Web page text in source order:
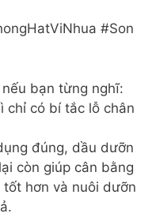
#Son
nếu bạn từng nghĩ:
chỉ có bí tắc lỗ chân
đúng, dầu dưỡn
còn giúp cân bằng
hơn và nuôi dưỡn